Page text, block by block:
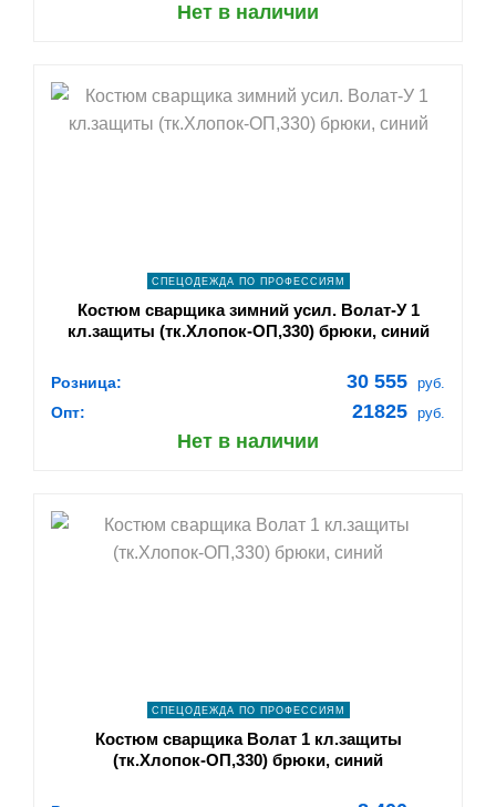
Нет в наличии
shopping_cart В КОРЗИНУ
СПЕЦОДЕЖДА ПО ПРОФЕССИЯМ
Костюм сварщика зимний усил. Волат-У 1
кл.защиты (тк.Хлопок-ОП,330) брюки, синий
Розница: 30 555 руб.
Опт: 21825 руб.
Нет в наличии
shopping_cart В КОРЗИНУ
СПЕЦОДЕЖДА ПО ПРОФЕССИЯМ
Костюм сварщика Волат 1 кл.защиты
(тк.Хлопок-ОП,330) брюки, синий